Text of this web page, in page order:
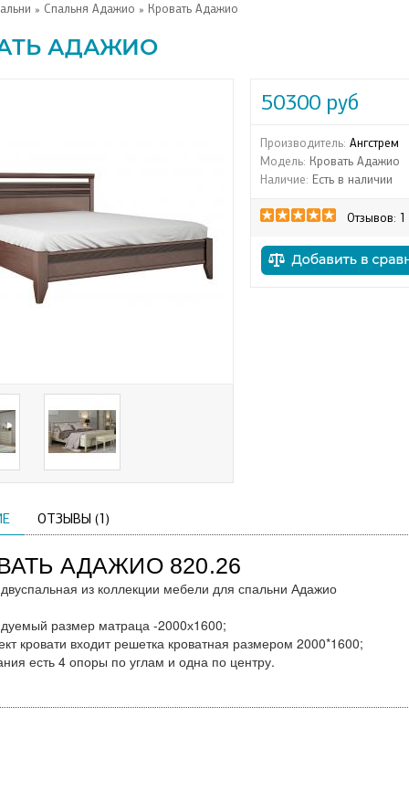
» Спальня Адажио » Кровать Адажио
АДАЖИО
50300 руб
Производитель: Ангстрем
Модель: Кровать Адажио
Наличие: Есть в наличии
Отзывов: 1
ОТЗЫВЫ (1)
АДАЖИО 820.26
из коллекции мебели для спальни Адажио
размер матраца -2000х1600;
кровати входит решетка кроватная размером 2000*1600;
есть 4 опоры по углам и одна по центру.